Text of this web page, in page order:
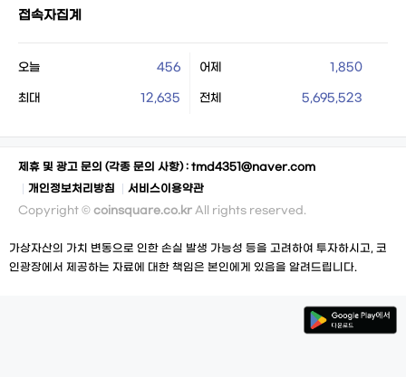
접속자집계
오늘 456 어제 1,850
최대 12,635 전체 5,695,523
제휴 및 광고 문의 (각종 문의 사항) : tmd4351@naver.com
개인정보처리방침
서비스이용약관
Copyright © coinsquare.co.kr All rights reserved.
가상자산의 가치 변동으로 인한 손실 발생 가능성 등을 고려하여 투자하시고, 코
인광장에서 제공하는 자료에 대한 책임은 본인에게 있음을 알려드립니다.